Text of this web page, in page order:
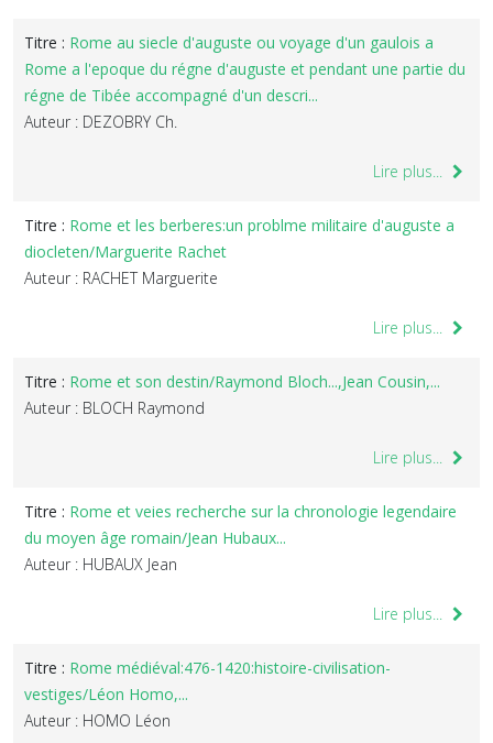
Titre : Rome au siecle d'auguste ou voyage d'un gaulois a
Rome a l'epoque du régne d'auguste et pendant une partie du
régne de Tibée accompagné d'un descri...
Auteur : DEZOBRY Ch.
Lire plus...
Titre : Rome et les berberes:un problme militaire d'auguste a
diocleten/Marguerite Rachet
Auteur : RACHET Marguerite
Lire plus...
Titre : Rome et son destin/Raymond Bloch...,Jean Cousin,...
Auteur : BLOCH Raymond
Lire plus...
Titre : Rome et veies recherche sur la chronologie legendaire
du moyen âge romain/Jean Hubaux...
Auteur : HUBAUX Jean
Lire plus...
Titre : Rome médiéval:476-1420:histoire-civilisation-
vestiges/Léon Homo,...
Auteur : HOMO Léon